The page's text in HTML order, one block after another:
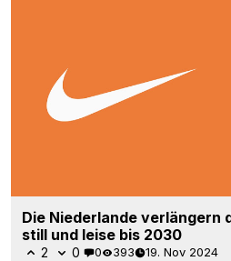
Die Niederlande verlängern
still und leise bis 2030
2 0 0 393 19. Nov 2024